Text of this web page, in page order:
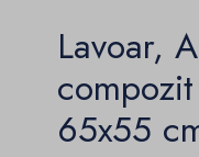
Lavoar,
65x55